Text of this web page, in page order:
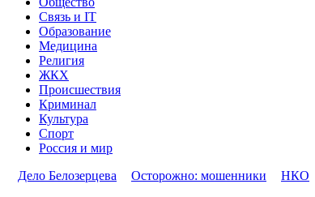
Связь и IT
Образование
Медицина
Религия
ЖКХ
Происшествия
Криминал
Культура
Спорт
Россия и мир
Дело Белозерцева
Осторожно: мошенники НКО